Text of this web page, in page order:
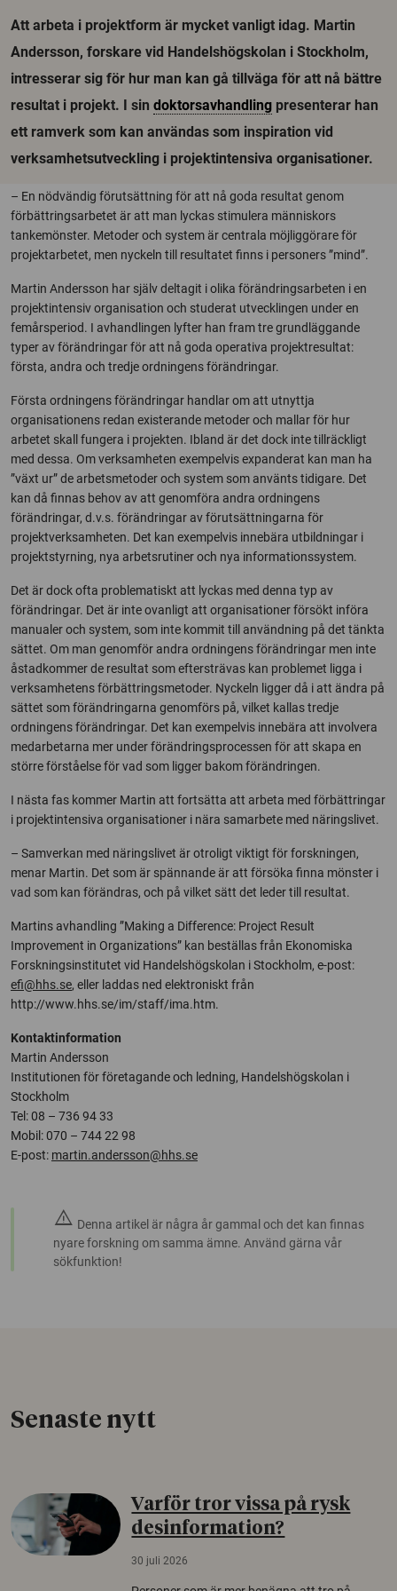
Att arbeta i projektform är mycket vanligt idag. Martin
Andersson, forskare vid Handelshögskolan i Stockholm,
intresserar sig för hur man kan gå tillväga för att nå bättre
resultat i projekt. I sin doktorsavhandling presenterar han
ett ramverk som kan användas som inspiration vid
verksamhetsutveckling i projektintensiva organisationer.
– En nödvändig förutsättning för att nå goda resultat genom
förbättringsarbetet är att man lyckas stimulera människors
tankemönster. Metoder och system är centrala möjliggörare för
projektarbetet, men nyckeln till resultatet finns i personers ”mind”.
Martin Andersson har själv deltagit i olika förändringsarbeten i en
projektintensiv organisation och studerat utvecklingen under en
femårsperiod. I avhandlingen lyfter han fram tre grundläggande
typer av förändringar för att nå goda operativa projektresultat:
första, andra och tredje ordningens förändringar.
Första ordningens förändringar handlar om att utnyttja
organisationens redan existerande metoder och mallar för hur
arbetet skall fungera i projekten. Ibland är det dock inte tillräckligt
med dessa. Om verksamheten exempelvis expanderat kan man ha
”växt ur” de arbetsmetoder och system som använts tidigare. Det
kan då finnas behov av att genomföra andra ordningens
förändringar, d.v.s. förändringar av förutsättningarna för
projektverksamheten. Det kan exempelvis innebära utbildningar i
projektstyrning, nya arbetsrutiner och nya informationssystem.
Det är dock ofta problematiskt att lyckas med denna typ av
förändringar. Det är inte ovanligt att organisationer försökt införa
manualer och system, som inte kommit till användning på det tänkta
sättet. Om man genomför andra ordningens förändringar men inte
åstadkommer de resultat som eftersträvas kan problemet ligga i
verksamhetens förbättringsmetoder. Nyckeln ligger då i att ändra på
sättet som förändringarna genomförs på, vilket kallas tredje
ordningens förändringar. Det kan exempelvis innebära att involvera
medarbetarna mer under förändringsprocessen för att skapa en
större förståelse för vad som ligger bakom förändringen.
I nästa fas kommer Martin att fortsätta att arbeta med förbättringar
i projektintensiva organisationer i nära samarbete med näringslivet.
– Samverkan med näringslivet är otroligt viktigt för forskningen,
menar Martin. Det som är spännande är att försöka finna mönster i
vad som kan förändras, och på vilket sätt det leder till resultat.
Martins avhandling ”Making a Difference: Project Result
Improvement in Organizations” kan beställas från Ekonomiska
Forskningsinstitutet vid Handelshögskolan i Stockholm, e-post:
efi@hhs.se, eller laddas ned elektroniskt från
http://www.hhs.se/im/staff/ima.htm.
Kontaktinformation
Martin Andersson
Institutionen för företagande och ledning, Handelshögskolan i
Stockholm
Tel: 08 – 736 94 33
Mobil: 070 – 744 22 98
E-post: martin.andersson@hhs.se
warning Denna artikel är några år gammal och det kan finnas
nyare forskning om samma ämne. Använd gärna vår
sökfunktion!
Senaste nytt
Varför tror vissa på rysk
desinformation?
30 juli 2026